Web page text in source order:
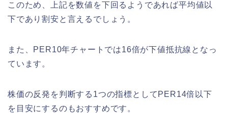
このため、上記を数値を下回るようであれば平均値以
下であり割安と言えるでしょう。
また、PER10年チャートでは16倍が下値抵抗線となっ
ています。
株価の反発を判断する1つの指標としてPER14倍以下
を目安にするのもおすすめです。